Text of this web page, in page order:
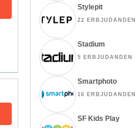
Stylepit
22 ERBJUDANDEN
Stadium
5 ERBJUDANDEN
Smartphoto
16 ERBJUDANDEN
SF Kids Play